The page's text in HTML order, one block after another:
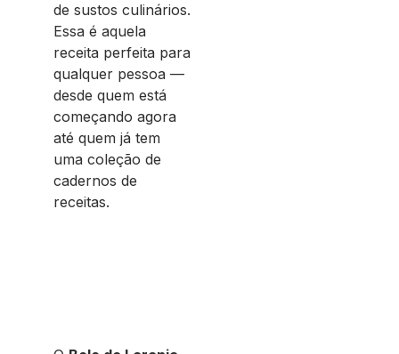
de sustos culinários.
Essa é aquela
receita perfeita para
qualquer pessoa —
desde quem está
começando agora
até quem já tem
uma coleção de
cadernos de
receitas.